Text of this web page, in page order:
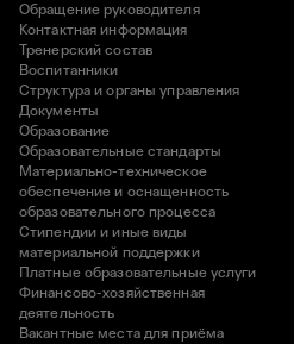
Обращение руководителя
Контактная информация
Тренерский состав
Воспитанники
Структура и органы управления
Документы
Образование
Образовательные стандарты
Материально-техническое
обеспечение и оснащенность
образовательного процесса
Стипендии и иные виды
материальной поддержки
Платные образовательные услуги
Финансово-хозяйственная
деятельность
Вакантные места для приёма